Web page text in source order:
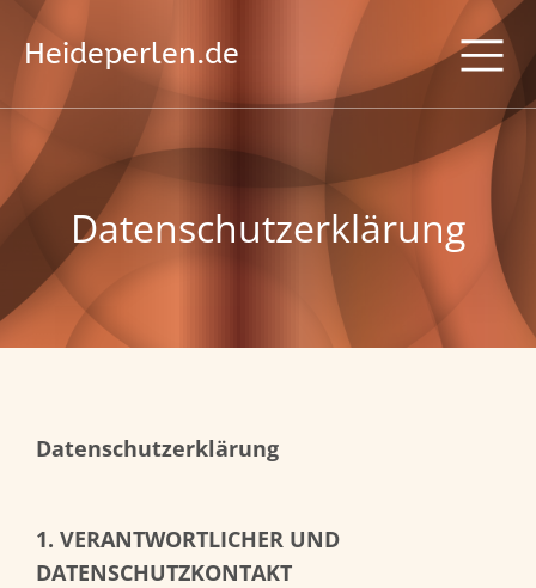
Heideperlen.de
Datenschutzerklärung
Datenschutzerklärung
1. VERANTWORTLICHER UND
DATENSCHUTZKONTAKT